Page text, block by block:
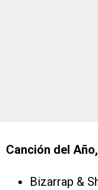
Canción del
Bizarrap &